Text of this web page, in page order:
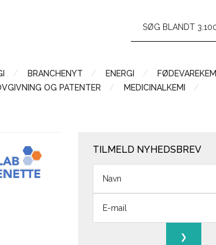
BRANCHENYT ENERGI
FØDEVAREKEMI
OG PATENTER
MEDICINALKEMI
TILMELD NYHEDSBREV